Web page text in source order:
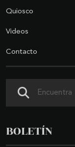
Quiosco
Videos
Contacto
BOLETÍN